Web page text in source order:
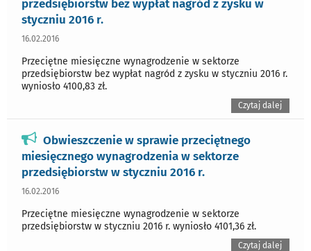
przedsiębiorstw bez wypłat nagród z zysku w
styczniu 2016 r.
16.02.2016
Przeciętne miesięczne wynagrodzenie w sektorze
przedsiębiorstw bez wypłat nagród z zysku w styczniu 2016 r.
wyniosło 4100,83 zł.
Czytaj dalej
Obwieszczenie w sprawie przeciętnego
miesięcznego wynagrodzenia w sektorze
przedsiębiorstw w styczniu 2016 r.
16.02.2016
Przeciętne miesięczne wynagrodzenie w sektorze
przedsiębiorstw w styczniu 2016 r. wyniosło 4101,36 zł.
Czytaj dalej